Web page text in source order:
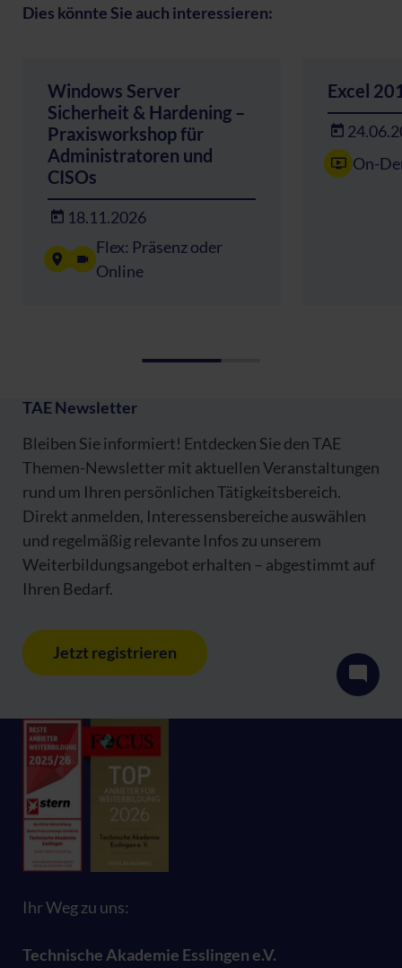
Dies könnte Sie auch interessieren:
Windows Server
Sicherheit & Hardening –
Praxisworkshop für
Administratoren und
CISOs
18.11.2026
Flex: Präsenz oder
Online
Excel
On-
TAE Newsletter
Bleiben Sie informiert! Entdecken Sie den TAE
Themen-Newsletter mit aktuellen Veranstaltungen
rund um Ihren persönlichen Tätigkeitsbereich.
Direkt anmelden, Interessensbereiche auswählen
und regelmäßig relevante Infos zu unserem
Weiterbildungsangebot erhalten – abgestimmt auf
Ihren Bedarf.
Jetzt registrieren
Ihr Weg zu uns:
Technische Akademie Esslingen e.V.